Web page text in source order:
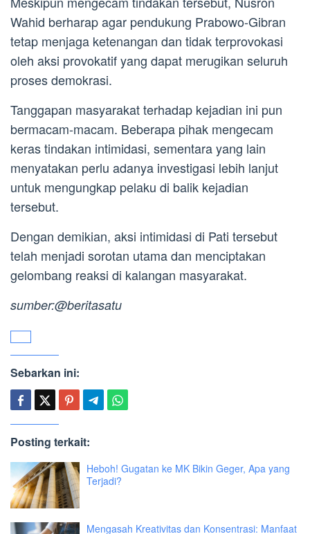
Wahid berharap agar pendukung Prabowo-Gibran
tetap menjaga ketenangan dan tidak terprovokasi
oleh aksi provokatif yang dapat merugikan seluruh
proses demokrasi.
Tanggapan masyarakat terhadap kejadian ini pun
bermacam-macam. Beberapa pihak mengecam
keras tindakan intimidasi, sementara yang lain
menyatakan perlu adanya investigasi lebih lanjut
untuk mengungkap pelaku di balik kejadian
tersebut.
Dengan demikian, aksi intimidasi di Pati tersebut
telah menjadi sorotan utama dan menciptakan
gelombang reaksi di kalangan masyarakat.
sumber:@beritasatu
Sebarkan ini:
Posting terkait:
Heboh! Gugatan ke MK Bikin Geger, Apa yang
Terjadi?
Mengasah Kreativitas dan Konsentrasi: Manfaat